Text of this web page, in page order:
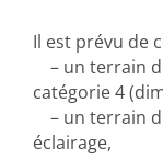
Il est prévu de
– un terrain
catégorie 4
– un terrain
éclairage,